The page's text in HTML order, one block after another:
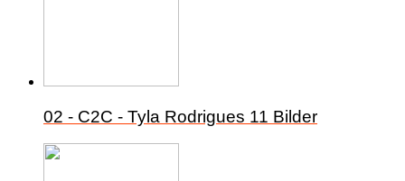
02 - C2C - Tyla Rodrigues 11 Bilder